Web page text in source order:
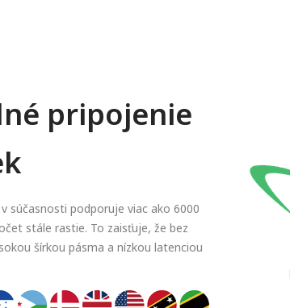
pripojenie
súčasnosti podporuje viac ako 6000
stále rastie. To zaisťuje, že bez
šírkou pásma a nízkou latenciou